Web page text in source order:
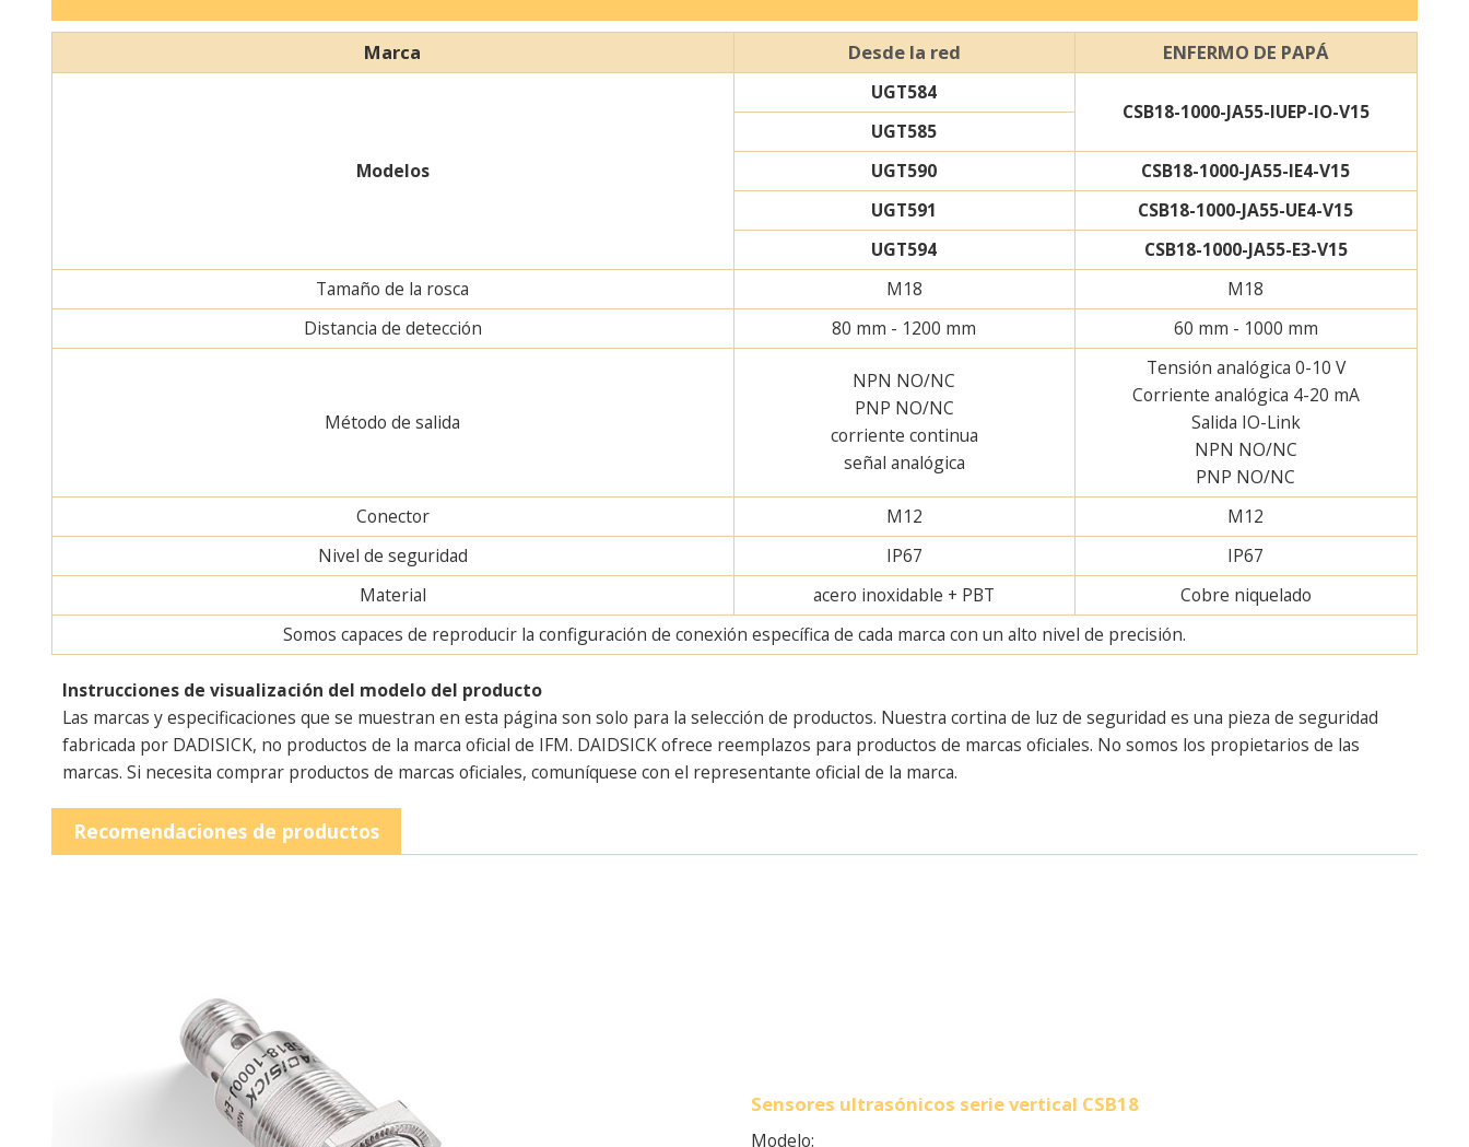
Marca Desde la red ENFERMO DE PAPÁ
Modelos
UGT584
CSB18-1000-JA55-IUEP-IO-V15
UGT585
UGT590
CSB18-1000-JA55-IE4-V15
UGT591
CSB18-1000-JA55-UE4-V15
UGT594
CSB18-1000-JA55-E3-V15
Tamaño de la rosca
M18
M18
Distancia de detección
80 mm - 1200 mm 60 mm - 1000 mm
Método de salida
NPN NO/NC
PNP NO/NC
corriente continua
señal analógica
Tensión analógica 0-10 V
Corriente analógica 4-20 mA
Salida IO-Link
NPN NO/NC
PNP NO/NC
Conector
M12
M12
Nivel de seguridad
IP67
IP67
Material
acero inoxidable + PBT
Cobre niquelado
Somos capaces de reproducir la configuración de conexión específica de cada marca con un alto nivel de precisión.
Instrucciones de visualización del modelo del producto
Las marcas y especificaciones que se muestran en esta página son solo para la selección de productos. Nuestra cortina de luz de seguridad es una pieza de seguridad
fabricada por DADISICK, no productos de la marca oficial de IFM. DAIDSICK ofrece reemplazos para productos de marcas oficiales. No somos los propietarios de las
marcas. Si necesita comprar productos de marcas oficiales, comuníquese con el representante oficial de la marca.
Recomendaciones de productos
Sensores ultrasónicos serie vertical CSB18
Modelo: